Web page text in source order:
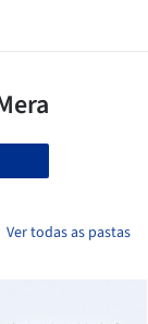
Ver todas as pastas